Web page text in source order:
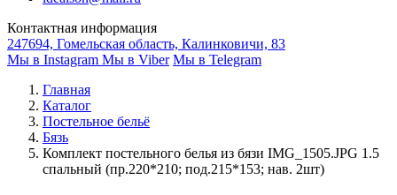
Контактная информация
247694, Гомельская область, Калинковичи, 83
Мы в Instagram Мы в Viber Мы в Telegram
Главная
Каталог
Постельное бельё
Бязь
Комплект постельного белья из бязи IMG_1505.JPG 1.5
спальный (пр.220*210; под.215*153; нав. 2шт)